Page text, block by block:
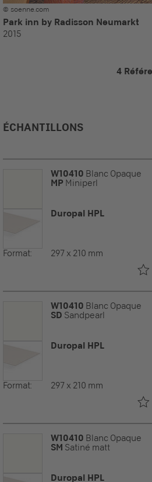
© soenne.com
Park inn by Radisson Neumarkt
2015
4
ÉCHANTILLONS
W10410 Blanc Opaque
MP Miniperl
Duropal HPL
Format: 297 x 210 mm
W10410 Blanc Opaque
SD Sandpearl
Duropal HPL
Format: 297 x 210 mm
W10410 Blanc Opaque
SM Satiné matt
Duropal HPL